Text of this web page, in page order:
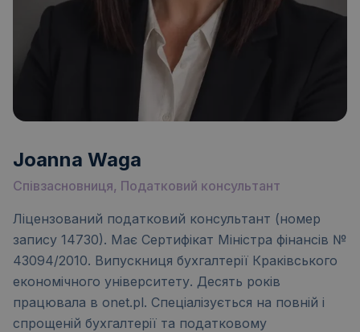
Joanna Waga
Співзасновниця, Податковий консультант
Ліцензований податковий консультант (номер
запису 14730). Має Сертифікат Міністра фінансів №
43094/2010. Випускниця бухгалтерії Краківського
економічного університету. Десять років
працювала в onet.pl. Спеціалізується на повній і
спрощеній бухгалтерії та податковому